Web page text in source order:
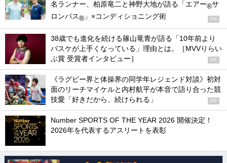
名ランナー、柏原竜二と神野大地が語る「エアー®サ
ロンパス® 」×コンディショニング術 PR
38歳でも進化を続ける篠山竜青が語る「10年前より
バスケが上手くなっている」理由とは。［MVVりらい
ぶ賞 受賞者インタビュー］
PR
《ラグビー界と体操界の同学年レジェンド対談》初対
面のリーチマイケルと内村航平が本音で語り合った競
技愛「好きだから、続けられる」
PR
Number SPORTS OF THE YEAR 2026 開催決定！
2026年を代表するアスリートを表彰